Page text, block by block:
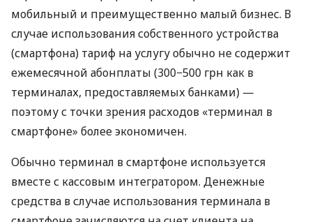
мобильный и преимущественно малый бизнес. В
случае использования собственного устройства
(смартфона) тариф на услугу обычно не содержит
ежемесячной абонплаты (300−500 грн как в
терминалах, предоставляемых банками) —
поэтому с точки зрения расходов «терминал в
смартфоне» более экономичен.
Обычно терминал в смартфоне используется
вместе с кассовым интегратором. Денежные
средства в случае использования терминала в